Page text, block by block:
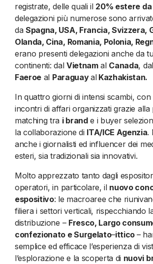
registrate, delle quali il 20% estere da
delegazioni più numerose sono
daSpagna, USA, Francia, Svizzera,
Olanda, Cina, Romania, Polonia,
erano presenti delegazioni anche da
continenti: dal Vietnamal Canada,
Faeroe al ParaguayalKazhakistan.
In quattro giorni di intensi scambi, con
incontri di affari organizzati grazie alla
matching tra i brande i buyer
la collaborazione di ITA/ICE Agenzia.
anche i giornalisti ed influencer dei
esteri, sia tradizionali sia innovativi.
Molto apprezzato tanto dagli
operatori, in particolare, il nuovo
espositivo: le macroaree che
filiera i settori verticali, rispecchiando
distribuzione – Fresco, Largo
confezionato e Surgelato–ittico –
semplice ed efficace l’esperienza di
l’esplorazione e la scoperta di nuovi